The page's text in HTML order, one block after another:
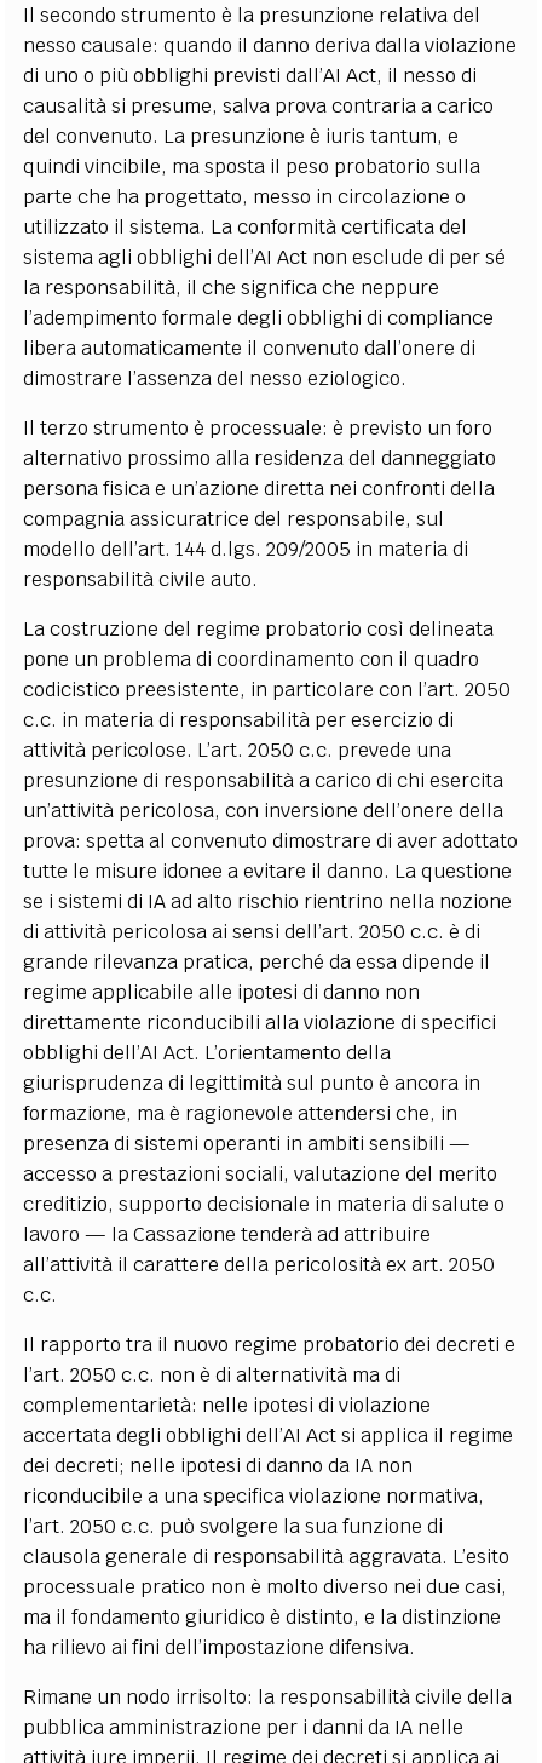
Il secondo strumento è la presunzione relativa del
nesso causale: quando il danno deriva dalla violazione
di uno o più obblighi previsti dall’AI Act, il nesso di
causalità si presume, salva prova contraria a carico
del convenuto. La presunzione è iuris tantum, e
quindi vincibile, ma sposta il peso probatorio sulla
parte che ha progettato, messo in circolazione o
utilizzato il sistema. La conformità certificata del
sistema agli obblighi dell’AI Act non esclude di per sé
la responsabilità, il che significa che neppure
l’adempimento formale degli obblighi di compliance
libera automaticamente il convenuto dall’onere di
dimostrare l’assenza del nesso eziologico.
Il terzo strumento è processuale: è previsto un foro
alternativo prossimo alla residenza del danneggiato
persona fisica e un’azione diretta nei confronti della
compagnia assicuratrice del responsabile, sul
modello dell’art. 144 d.lgs. 209/2005 in materia di
responsabilità civile auto.
La costruzione del regime probatorio così delineata
pone un problema di coordinamento con il quadro
codicistico preesistente, in particolare con l’art. 2050
c.c. in materia di responsabilità per esercizio di
attività pericolose. L’art. 2050 c.c. prevede una
presunzione di responsabilità a carico di chi esercita
un’attività pericolosa, con inversione dell’onere della
prova: spetta al convenuto dimostrare di aver adottato
tutte le misure idonee a evitare il danno. La questione
se i sistemi di IA ad alto rischio rientrino nella nozione
di attività pericolosa ai sensi dell’art. 2050 c.c. è di
grande rilevanza pratica, perché da essa dipende il
regime applicabile alle ipotesi di danno non
direttamente riconducibili alla violazione di specifici
obblighi dell’AI Act. L’orientamento della
giurisprudenza di legittimità sul punto è ancora in
formazione, ma è ragionevole attendersi che, in
presenza di sistemi operanti in ambiti sensibili —
accesso a prestazioni sociali, valutazione del merito
creditizio, supporto decisionale in materia di salute o
lavoro — la Cassazione tenderà ad attribuire
all’attività il carattere della pericolosità ex art. 2050
c.c.
Il rapporto tra il nuovo regime probatorio dei decreti e
l’art. 2050 c.c. non è di alternatività ma di
complementarietà: nelle ipotesi di violazione
accertata degli obblighi dell’AI Act si applica il regime
dei decreti; nelle ipotesi di danno da IA non
riconducibile a una specifica violazione normativa,
l’art. 2050 c.c. può svolgere la sua funzione di
clausola generale di responsabilità aggravata. L’esito
processuale pratico non è molto diverso nei due casi,
ma il fondamento giuridico è distinto, e la distinzione
ha rilievo ai fini dell’impostazione difensiva.
Rimane un nodo irrisolto: la responsabilità civile della
pubblica amministrazione per i danni da IA nelle
attività iure imperii. Il regime dei decreti si applica ai